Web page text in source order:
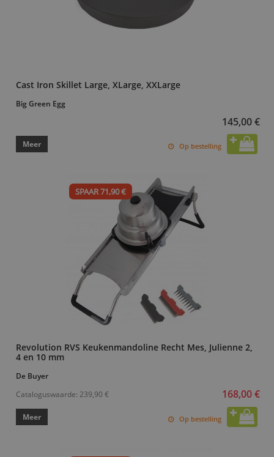
Cast Iron Skillet Large, XLarge, XXLarge
Big Green Egg
145,00 €
Meer Op bestelling
SPAAR 71,90 €
Revolution RVS Keukenmandoline Recht Mes, Julienne 2,
4 en 10 mm
De Buyer
Cataloguswaarde: 239,90 € 168,00 €
Meer Op bestelling